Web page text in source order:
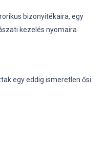
bizonyítékaira, egy
kezelés nyomaira
egy eddig ismeretlen ősi